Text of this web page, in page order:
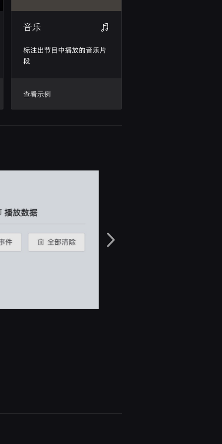
音乐
标注出节目中播放的音乐片
段
查看示例